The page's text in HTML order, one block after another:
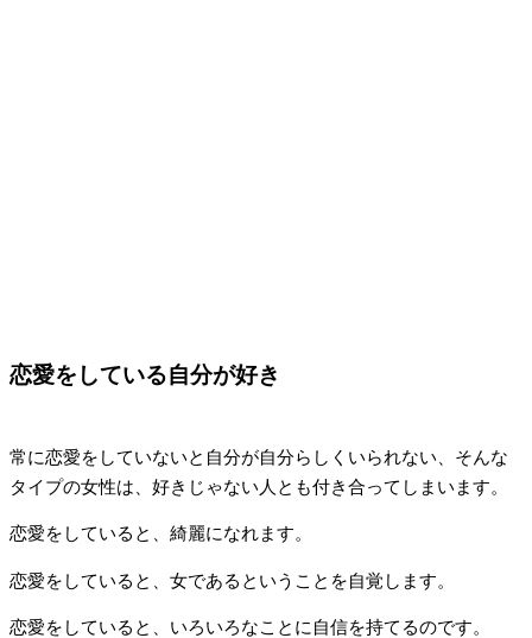
恋愛をしている自分が好き
常に恋愛をしていないと自分が自分らしくいられない、そんな
タイプの女性は、好きじゃない人とも付き合ってしまいます。
恋愛をしていると、綺麗になれます。
恋愛をしていると、女であるということを自覚します。
恋愛をしていると、いろいろなことに自信を持てるのです。